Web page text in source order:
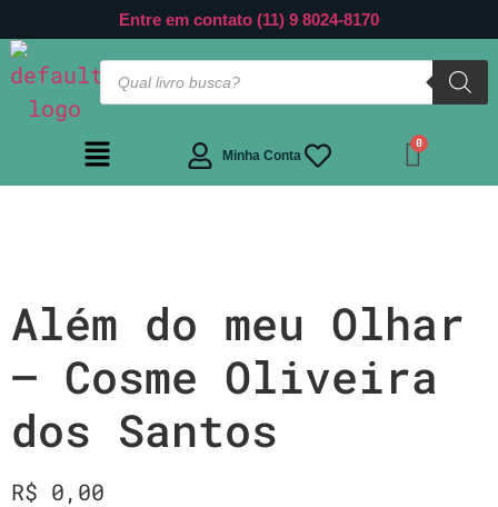
Entre em contato (11) 9 8024-8170
Minha Conta
Além do meu Olhar
– Cosme Oliveira
dos Santos
R$ 0,00